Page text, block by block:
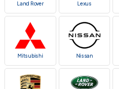
Land Rover Lexus
Mitsubishi Nissan